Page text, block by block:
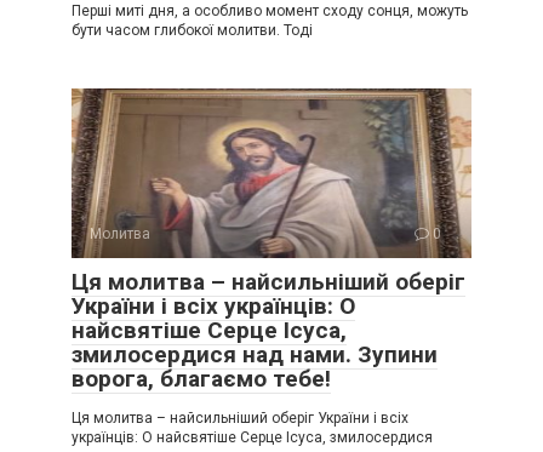
Перші миті дня, а особливо момент сходу сонця, можуть
бути часом глибокої молитви. Тоді
Молитва 0
Ця молитва – найсильніший оберіг
України і всіх українців: О
найсвятіше Серце Ісуса,
змилосердися над нами. Зупини
ворога, благаємо тебе!
Ця молитва – найсильніший оберіг України і всіх
українців: О найсвятіше Серце Ісуса, змилосердися